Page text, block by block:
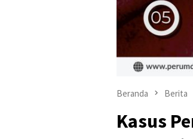
Beranda Berita
Kasus